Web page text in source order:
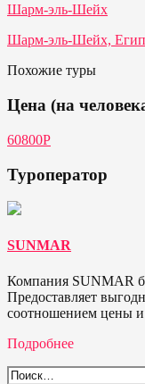
Шарм-эль-Шейх
Шарм-эль-Шейх,
Похожие туры
Цена (на
60800P
Туроператор
SUNMAR
Компания SUNMAR
Предоставляет
соотношением цены и
Подробнее
Найти: